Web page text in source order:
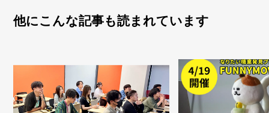
他にこんな記事も読まれています